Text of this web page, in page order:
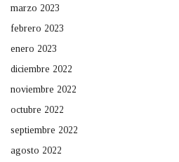
marzo 2023
febrero 2023
enero 2023
diciembre 2022
noviembre 2022
octubre 2022
septiembre 2022
agosto 2022